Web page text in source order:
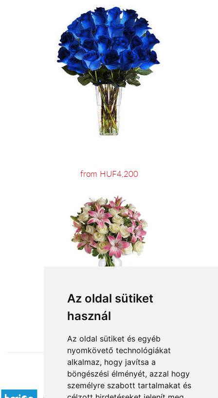
Az oldal sütiket
használ
Az oldal sütiket és egyéb
nyomkövető technológiákat
alkalmaz, hogy javítsa a
böngészési élményét, azzal hogy
személyre szabott tartalmakat és
from HUF4,200
from HUF43,360
Accepted payment methods